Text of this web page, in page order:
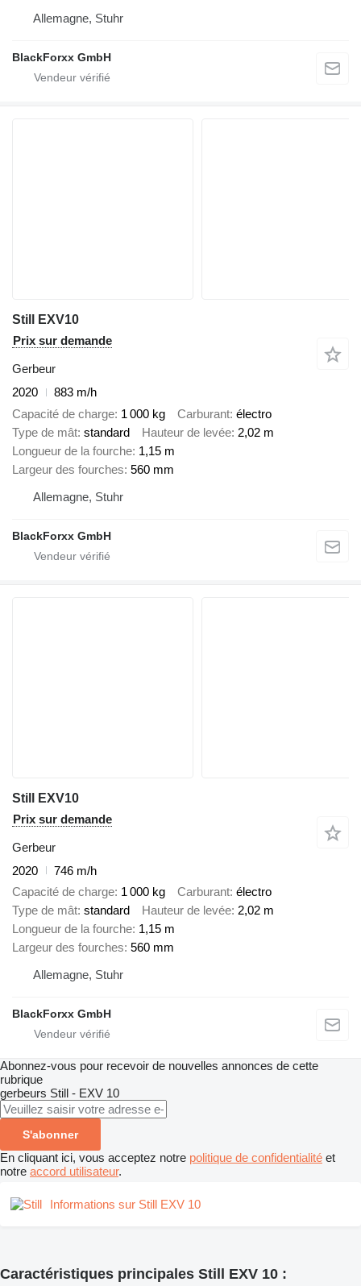
Allemagne, Stuhr
BlackForxx GmbH
Still EXV10
Prix sur demande
Gerbeur
2020
883 m/h
Capacité de charge 1 000 kg Carburant électro
Type de mât standard Hauteur de levée 2,02 m
Longueur de la fourche 1,15 m
Largeur des fourches 560 mm
Allemagne, Stuhr
BlackForxx GmbH
Still EXV10
Prix sur demande
Gerbeur
2020
746 m/h
Capacité de charge 1 000 kg Carburant électro
Type de mât standard Hauteur de levée 2,02 m
Longueur de la fourche 1,15 m
Largeur des fourches 560 mm
Allemagne, Stuhr
BlackForxx GmbH
Abonnez-vous pour recevoir de nouvelles annonces de cette
rubrique
gerbeurs Still - EXV 10
S'abonner
En cliquant ici, vous acceptez notre politique de confidentialité et
notre accord utilisateur.
Informations sur Still EXV 10
Caractéristiques principales Still EXV 10 :